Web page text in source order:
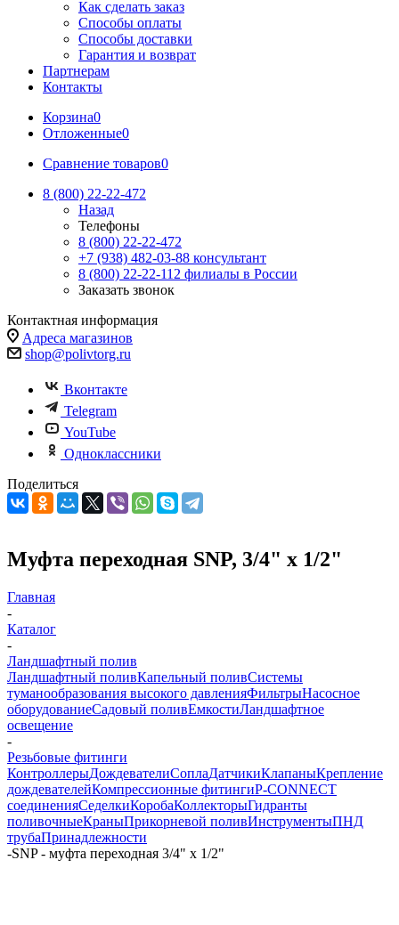
Как сделать заказ
Способы оплаты
Способы доставки
Гарантия и возврат
Партнерам
Контакты
Корзина0
Отложенные0
Сравнение товаров0
8 (800) 22-22-472
Назад
Телефоны
8 (800) 22-22-472
+7 (938) 482-03-88 консультант
8 (800) 22-22-112 филиалы в России
Заказать звонок
Контактная информация
Адреса магазинов
shop@polivtorg.ru
Вконтакте
Telegram
YouTube
Одноклассники
Поделиться
Муфта переходная SNP, 3/4" х 1/2"
Главная
-
Каталог
-
Ландшафтный полив
Ландшафтный поливКапельный поливСистемы
туманообразования высокого давленияФильтрыНасосное
оборудованиеСадовый поливЕмкостиЛандшафтное
освещение
-
Резьбовые фитинги
КонтроллерыДождевателиСоплаДатчикиКлапаныКрепление
дождевателейКомпрессионные фитингиP-CONNECT
соединенияСеделкиКоробаКоллекторыГидранты
поливочныеКраныПрикорневой поливИнструментыПНД
трубаПринадлежности
-SNP - муфта переходная 3/4" х 1/2"